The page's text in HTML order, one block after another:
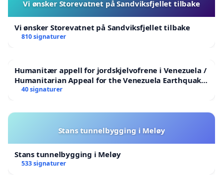
Vi ønsker Storevatnet på Sandviksfjellet tilbake
Vi ønsker Storevatnet på Sandviksfjellet tilbake
810 signaturer
Humanitær appell for jordskjelvofrene i Venezuela /
Humanitarian Appeal for the Venezuela Earthquake
Victims
40 signaturer
Stans tunnelbygging i Meløy
Stans tunnelbygging i Meløy
533 signaturer